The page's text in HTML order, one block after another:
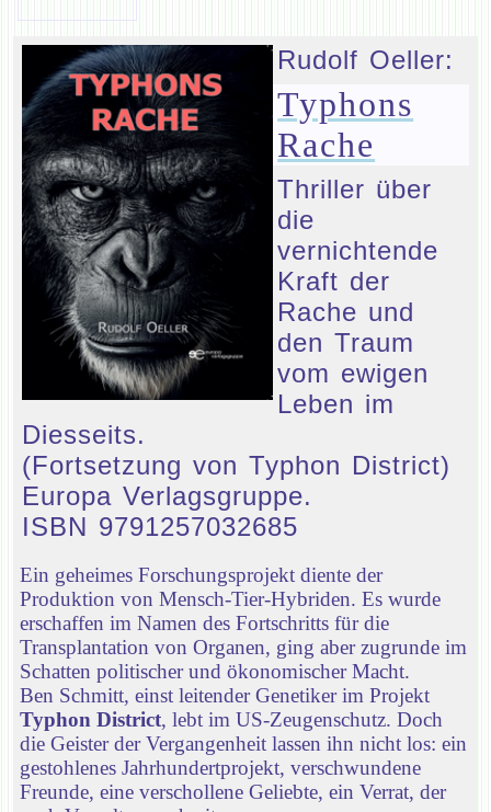
Rudolf Oeller:
Typhons
Rache
Thriller über
die
vernichtende
Kraft der
Rache und
den Traum
vom ewigen
Leben im
Diesseits.
(Fortsetzung von Typhon District)
Europa Verlagsgruppe.
ISBN 9791257032685
Ein geheimes Forschungsprojekt diente der
Produktion von Mensch-Tier-Hybriden. Es wurde
erschaffen im Namen des Fortschritts für die
Transplantation von Organen, ging aber zugrunde im
Schatten politischer und ökonomischer Macht.
Ben Schmitt, einst leitender Genetiker im Projekt
Typhon District, lebt im US-Zeugenschutz. Doch
die Geister der Vergangenheit lassen ihn nicht los: ein
gestohlenes Jahrhundertprojekt, verschwundene
Freunde, eine verschollene Geliebte, ein Verrat, der